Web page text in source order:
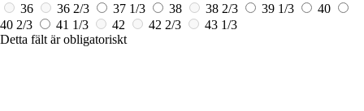
36
36 2/3 37 1/3 38 38 2/3 39 1/3
40
40 2/3
41 1/3 42 42 2/3
43 1/3
Detta fält är obligatoriskt